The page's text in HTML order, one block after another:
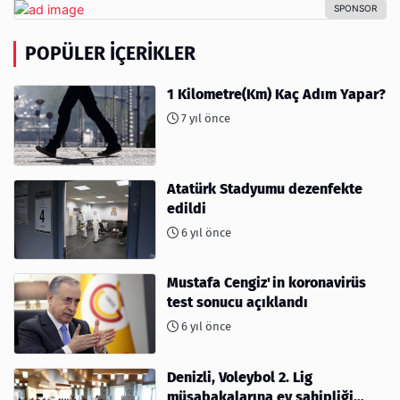
POPÜLER İÇERIKLER
1 Kilometre(Km) Kaç Adım Yapar?
7 yıl önce
Atatürk Stadyumu dezenfekte
edildi
6 yıl önce
Mustafa Cengiz'in koronavirüs
test sonucu açıklandı
6 yıl önce
Denizli, Voleybol 2. Lig